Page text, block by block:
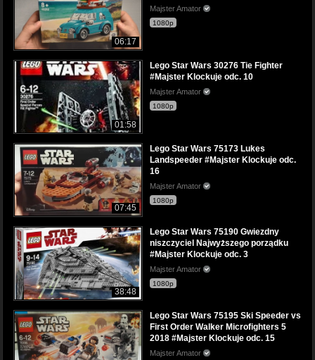
06:17
Majster Amator
1080p
01:58
Lego Star Wars 30276 Tie Fighter
#Majster Klockuje odc. 10
Majster Amator
1080p
07:45
Lego Star Wars 75173 Lukes
Landspeeder #Majster Klockuje odc.
16
Majster Amator
1080p
38:48
Lego Star Wars 75190 Gwiezdny
niszczyciel Najwyższego porządku
#Majster Klockuje odc. 3
Majster Amator
1080p
Lego Star Wars 75195 Ski Speeder vs
First Order Walker Microfighters 5
2018 #Majster Klockuje odc. 15
Majster Amator